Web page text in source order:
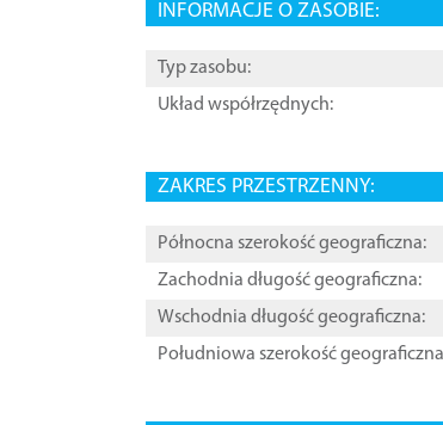
INFORMACJE O ZASOBIE:
Typ zasobu:
Układ współrzędnych:
ZAKRES PRZESTRZENNY:
Północna szerokość geograficzna:
Zachodnia długość geograficzna:
Wschodnia długość geograficzna:
Południowa szerokość